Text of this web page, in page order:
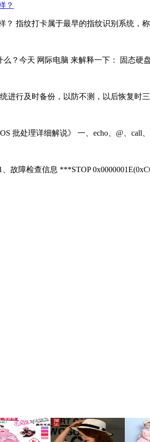
？
？ 指纹打卡属于最早的指纹识别系统，
么？今天 网际电脑 来解释一下： 固态硬
进行及时备份，以防不测，以后恢复时
批处理详细解说》 一、echo、@、call、
故障检查信息 ***STOP